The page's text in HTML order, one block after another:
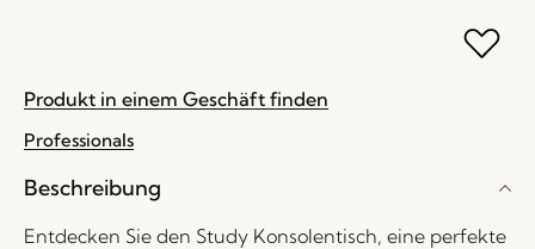
Produkt in einem Geschäft finden
Professionals
Beschreibung
Entdecken Sie den Study Konsolentisch, eine perfekte